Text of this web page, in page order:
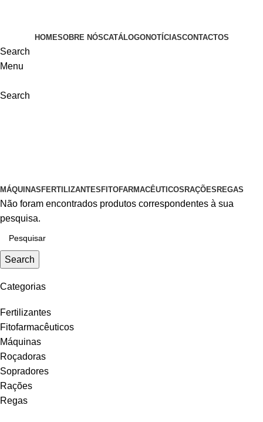
HOMESOBRE NÓSCATÁLOGONOTÍCIASCONTACTOS
Search
Menu
Search
MÁQUINAS FERTILIZANTES FITOFARMACÊUTICOS RAÇÕES REGAS
Categorias
Fertilizantes
Fitofarmacêuticos
Máquinas
Roçadoras
Sopradores
Rações
Regas
Não foram encontrados produtos correspondentes à sua
pesquisa.
Search